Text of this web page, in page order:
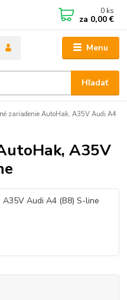
Menu
Hľadať
0 ks
za 0,00 €
zariadenie AutoHak, A35V Audi A4
A35V